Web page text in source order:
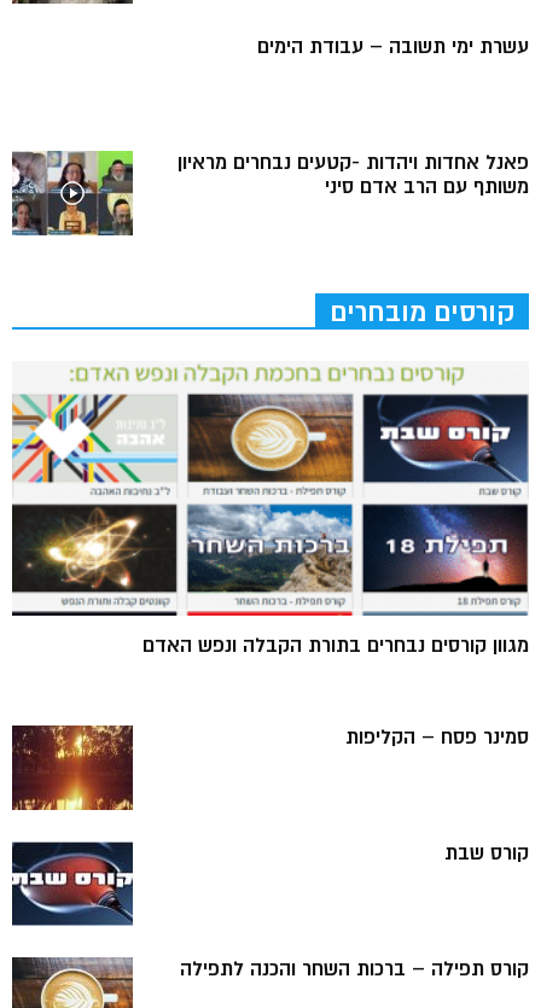
עשרת ימי תשובה – עבודת הימים
פאנל אחדות ויהדות -קטעים נבחרים מראיון
משותף עם הרב אדם סיני
קורסים מובחרים
מגוון קורסים נבחרים בתורת הקבלה ונפש האדם
סמינר פסח – הקליפות
קורס שבת
קורס תפילה – ברכות השחר והכנה לתפילה